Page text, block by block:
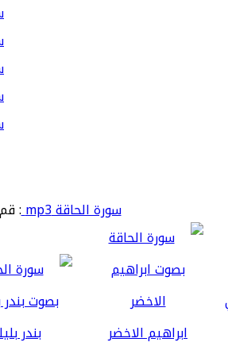
سورة الحاقة mp3
:
ابراهيم الاخضر بندر